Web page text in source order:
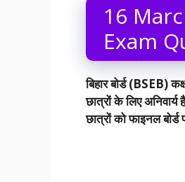
16
Exam
बिहार बोर्ड (BSEB)
छात्रों के लिए
छात्रों को फाइनल